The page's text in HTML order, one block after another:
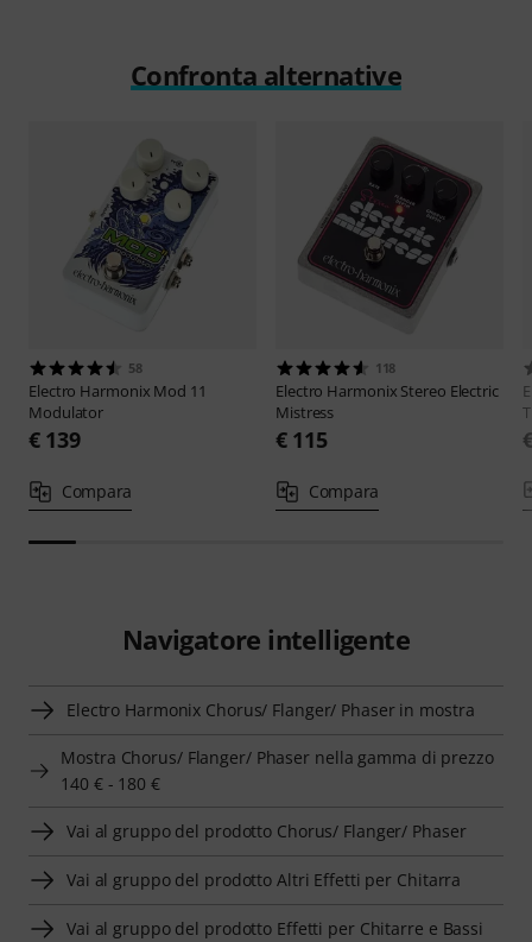
Confronta alternative
58
Electro Harmonix Mod 11
Modulator
€ 139
Compara
118
Electro Harmonix Stereo Electric
Mistress
€ 115
Compara
Navigatore intelligente
Electro Harmonix Chorus/ Flanger/ Phaser in mostra
Mostra Chorus/ Flanger/ Phaser nella gamma di prezzo
140 € - 180 €
Vai al gruppo del prodotto Chorus/ Flanger/ Phaser
Vai al gruppo del prodotto Altri Effetti per Chitarra
Vai al gruppo del prodotto Effetti per Chitarre e Bassi